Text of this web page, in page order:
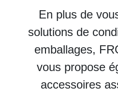
En plus de
solutions de
emballages,
vous propose
accessoires